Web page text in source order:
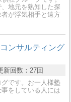
地元を熟知した探
が浮気相手と遠方
ンサルティング
新回数： 27回
です。お一人様塾
事をしている人には